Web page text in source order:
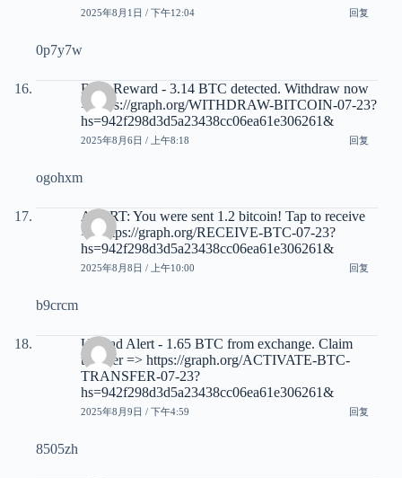
2025年8月1日 / 下午12:04 回复
0p7y7w
BTC Reward - 3.14 BTC detected. Withdraw now
> https://graph.org/WITHDRAW-BITCOIN-07-23?
hs=942f298d3d5a23438cc06ea61e306261&
2025年8月6日 / 上午8:18 回复
ogohxm
ALERT: You were sent 1.2 bitcoin! Tap to receive
>> https://graph.org/RECEIVE-BTC-07-23?
hs=942f298d3d5a23438cc06ea61e306261&
2025年8月8日 / 上午10:00 回复
b9crcm
Unread Alert - 1.65 BTC from exchange. Claim
transfer => https://graph.org/ACTIVATE-BTC-
TRANSFER-07-23?
hs=942f298d3d5a23438cc06ea61e306261&
2025年8月9日 / 下午4:59 回复
8505zh